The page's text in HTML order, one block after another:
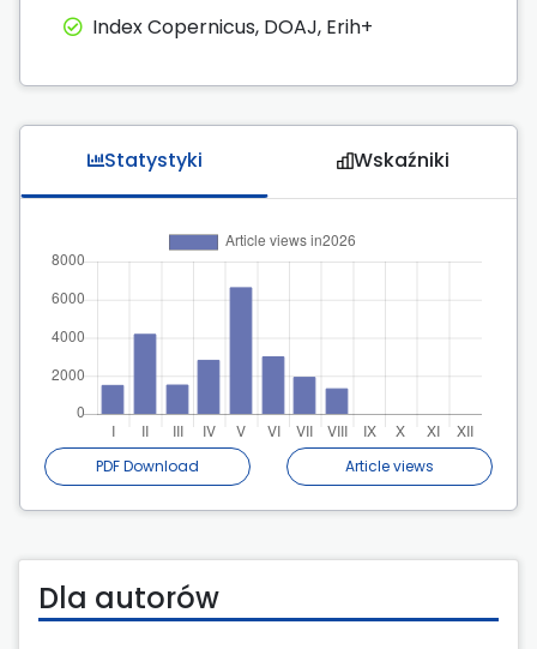
Index Copernicus, DOAJ, Erih+
Statystyki Wskaźniki
PDF Download Article views
Dla autorów